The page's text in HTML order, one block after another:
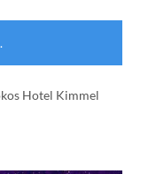
Hotel Kimmel